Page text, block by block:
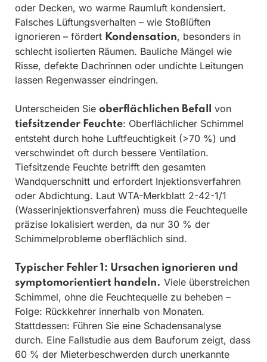
oder Decken, wo warme Raumluft kondensiert.
Falsches Lüftungsverhalten – wie Stoßlüften
ignorieren – fördert Kondensation, besonders in
schlecht isolierten Räumen. Bauliche Mängel wie
Risse, defekte Dachrinnen oder undichte Leitungen
lassen Regenwasser eindringen.
Unterscheiden Sie oberflächlichen Befall von
tiefsitzender Feuchte: Oberflächlicher Schimmel
entsteht durch hohe Luftfeuchtigkeit (>70 %) und
verschwindet oft durch bessere Ventilation.
Tiefsitzende Feuchte betrifft den gesamten
Wandquerschnitt und erfordert Injektionsverfahren
oder Abdichtung. Laut WTA-Merkblatt 2-42-1/1
(Wasserinjektionsverfahren) muss die Feuchtequelle
präzise lokalisiert werden, da nur 30 % der
Schimmelprobleme oberflächlich sind.
Typischer Fehler 1: Ursachen ignorieren und
symptomorientiert handeln. Viele überstreichen
Schimmel, ohne die Feuchtequelle zu beheben –
Folge: Rückkehrer innerhalb von Monaten.
Stattdessen: Führen Sie eine Schadensanalyse
durch. Eine Fallstudie aus dem Bauforum zeigt, dass
60 % der Mieterbeschwerden durch unerkannte